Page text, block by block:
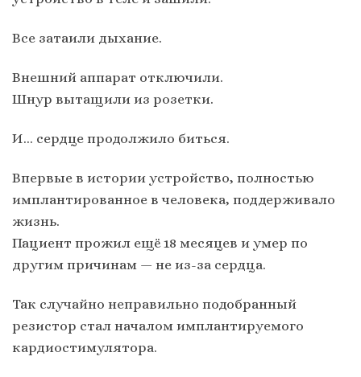
Все затаили дыхание.
Внешний аппарат отключили.
Шнур вытащили из розетки.
И… сердце продолжило биться.
Впервые в истории устройство, полностью
имплантированное в человека, поддерживало
жизнь.
Пациент прожил ещё 18 месяцев и умер по
другим причинам — не из-за сердца.
Так случайно неправильно подобранный
резистор стал началом имплантируемого
кардиостимулятора.